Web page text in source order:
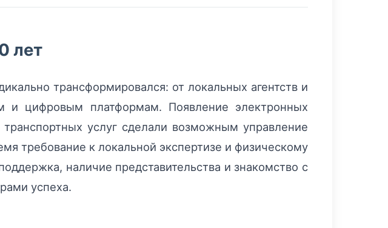
лет
трансформировался: от локальных агентств и
и цифровым платформам. Появление электронных
услуг сделали возможным управление
требование к локальной экспертизе и физическому
наличие представительства и знакомство с
успеха.